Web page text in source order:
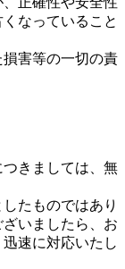
なっていること
害等の一切の責
きましては、無
たものではあり
いましたら、お
速に対応いたし